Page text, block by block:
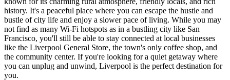
history. It's a peaceful place where you can escape the hustle and
bustle of city life and enjoy a slower pace of living. While you may
not find as many Wi-Fi hotspots as in a bustling city like San
Francisco, you'll still be able to stay connected at local businesses
like the Liverpool General Store, the town's only coffee shop, and
the community center. If you're looking for a quiet getaway where
you can unplug and unwind, Liverpool is the perfect destination for
you.